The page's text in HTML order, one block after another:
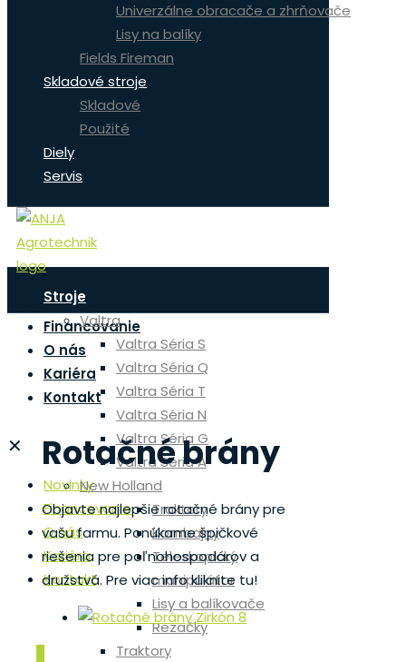
Univerzálne obracače a zhrňovače
Lisy na balíky
Fields Fireman
Skladové stroje
Skladové
Použité
Diely
Servis
Novinky
Financovanie
O nás
Kariéra
Kontakt
✕
Novinky
Financovanie
O nás
Kariéra
Kontakt
Stroje
Valtra
Valtra Séria S
Valtra Séria Q
Valtra Séria T
Valtra Séria N
Valtra Séria G
Valtra Séria A
New Holland
Traktory
Kombajny
Teleskopický
manipulátor
Lisy a balíkovače
Rezačky
Traktory
Rotačné brány
Objavte najlepšie rotačné brány pre
vašu farmu. Ponúkame špičkové
riešenia pre poľnohospodárov a
družstvá. Pre viac info kliknite tu!